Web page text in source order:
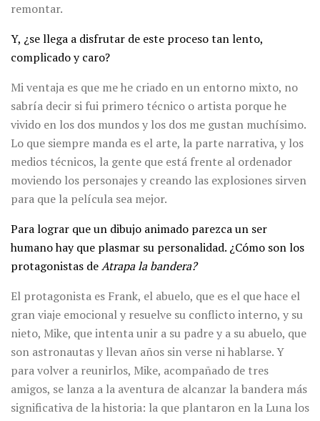
remontar.
Y, ¿se llega a disfrutar de este proceso tan lento,
complicado y caro?
Mi ventaja es que me he criado en un entorno mixto, no
sabría decir si fui primero técnico o artista porque he
vivido en los dos mundos y los dos me gustan muchísimo.
Lo que siempre manda es el arte, la parte narrativa, y los
medios técnicos, la gente que está frente al ordenador
moviendo los personajes y creando las explosiones sirven
para que la película sea mejor.
Para lograr que un dibujo animado parezca un ser
humano hay que plasmar su personalidad. ¿Cómo son los
protagonistas deAtrapa la bandera?
El protagonista es Frank, el abuelo, que es el que hace el
gran viaje emocional y resuelve su conflicto interno, y su
nieto, Mike, que intenta unir a su padre y a su abuelo, que
son astronautas y llevan años sin verse ni hablarse. Y
para volver a reunirlos, Mike, acompañado de tres
amigos, se lanza a la aventura de alcanzar la bandera más
significativa de la historia: la que plantaron en la Luna los